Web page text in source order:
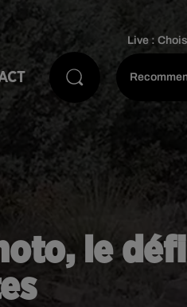
Live :
le